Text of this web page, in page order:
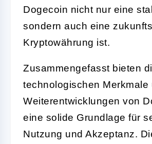
Dogecoin nicht nur eine
sondern auch eine
Kryptowährung ist.
Zusammengefasst bieten
technologischen Merkmale
Weiterentwicklungen von
eine solide Grundlage für
Nutzung und Akzeptanz.